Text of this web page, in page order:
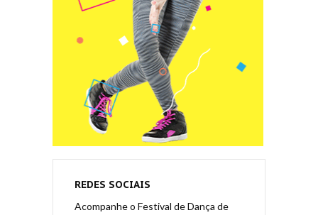
REDES SOCIAIS
Acompanhe o Festival de Dança de